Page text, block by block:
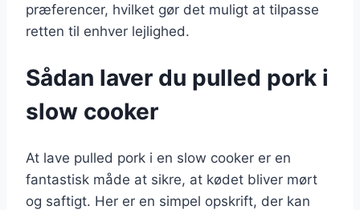
præferencer, hvilket gør det muligt at tilpasse
retten til enhver lejlighed.
Sådan laver du pulled pork i
slow cooker
At lave pulled pork i en slow cooker er en
fantastisk måde at sikre, at kødet bliver mørt
og saftigt. Her er en simpel opskrift, der kan